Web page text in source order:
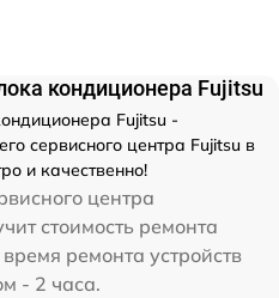
кондиционера Fujitsu
Fujitsu -
сервисного центра Fujitsu в
и качественно!
центра
стоимость ремонта
ремонта устройств
- 2 часа.